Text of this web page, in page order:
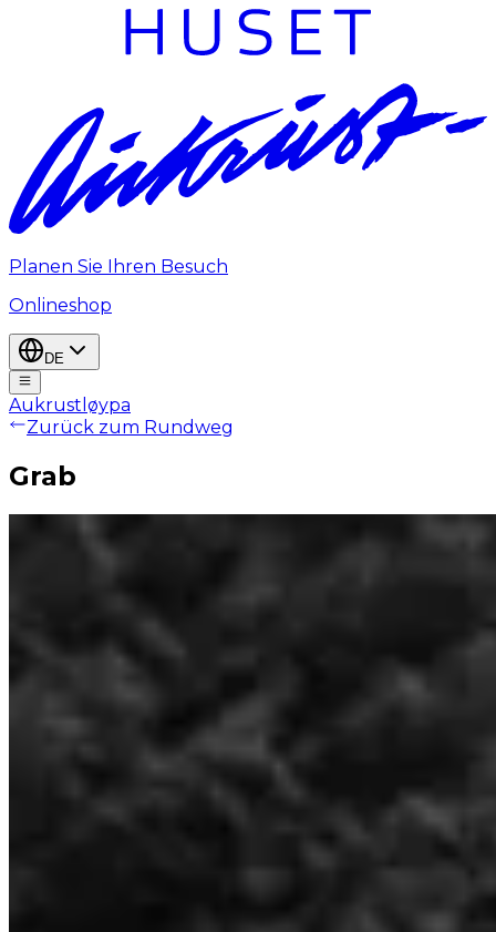
Planen Sie Ihren Besuch
Onlineshop
DE
Aukrustløypa
Zurück zum Rundweg
Grab